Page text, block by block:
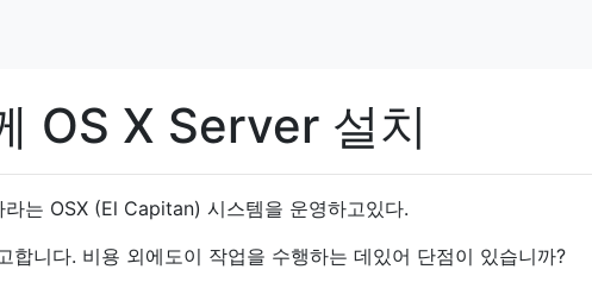
OS X Server 설치
는 OSX (El Capitan) 시스템을 운영하고있다.
합니다. 비용 외에도이 작업을 수행하는 데있어 단점이 있습니까?